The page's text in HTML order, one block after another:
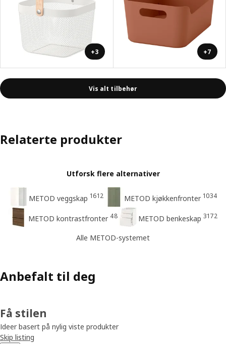
+3 +7
Vis alt tilbehør
Relaterte produkter
Utforsk flere alternativer
METOD veggskap 1612 METOD kjøkkenfronter 1034
METOD kontrastfronter 48 METOD benkeskap 3172
Alle METOD-systemet
Anbefalt til deg
Få stilen
Ideer basert på nylig viste produkter
Skip listing